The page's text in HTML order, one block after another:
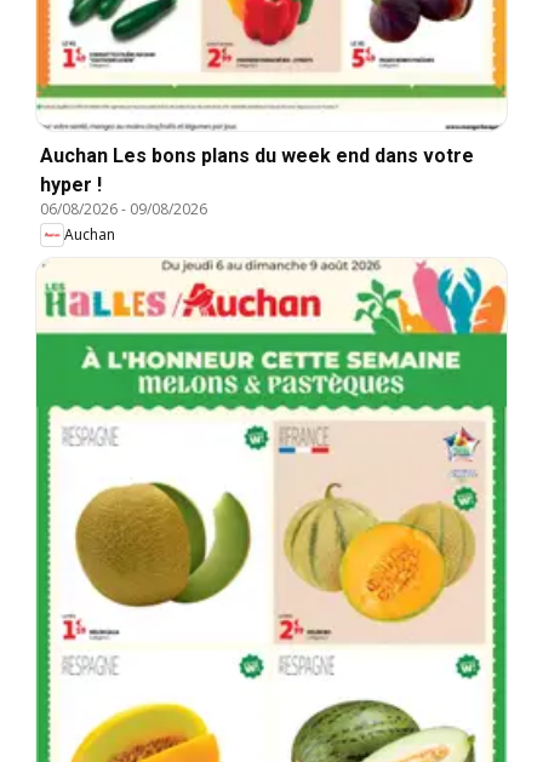
Auchan Les bons plans du week end dans votre
hyper !
06/08/2026- 09/08/2026
Auchan